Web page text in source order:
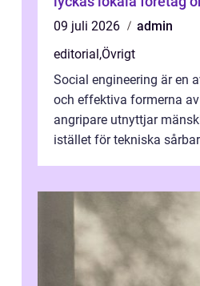
09 juli 2026
admin
editorial,Övrigt
Social engineering är en
och effektiva formerna
angripare utnyttjar
istället för tekniska